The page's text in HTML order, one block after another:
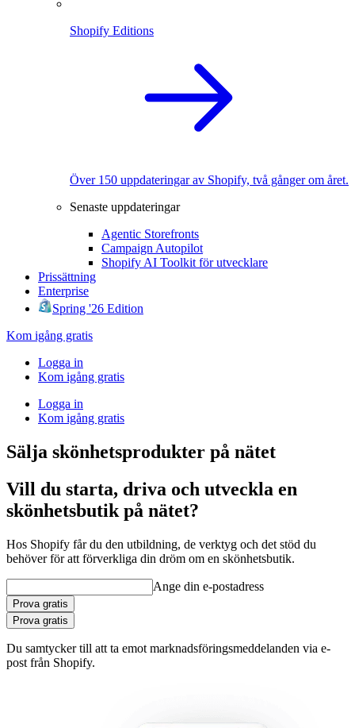
Shopify Editions
Över 150 uppdateringar av Shopify, två gånger om året.
Senaste uppdateringar
Agentic Storefronts
Campaign Autopilot
Shopify AI Toolkit för utvecklare
Prissättning
Enterprise
Spring '26 Edition
Kom igång gratis
Logga in
Kom igång gratis
Logga in
Kom igång gratis
Sälja skönhetsprodukter på nätet
Vill du starta, driva och utveckla en
skönhetsbutik på nätet?
Hos Shopify får du den utbildning, de verktyg och det stöd du
behöver för att förverkliga din dröm om en skönhetsbutik.
Ange din e-postadress
Prova gratis
Prova gratis
Du samtycker till att ta emot marknadsföringsmeddelanden via e-
post från Shopify.